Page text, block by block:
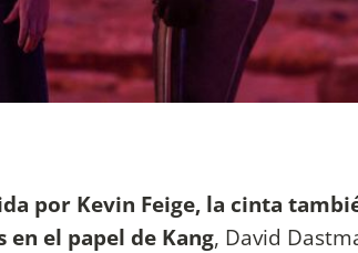
por Kevin Feige, la cinta
el papel de Kang, David